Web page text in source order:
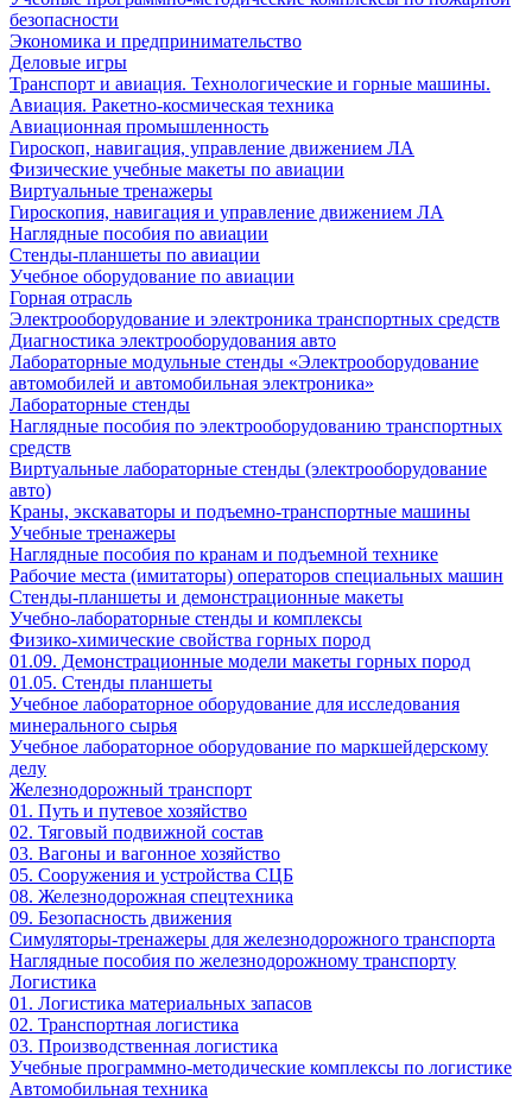
безопасности
Экономика и предпринимательство
Деловые игры
Транспорт и авиация. Технологические и горные машины.
Авиация. Ракетно-космическая техника
Авиационная промышленность
Гироскоп, навигация, управление движением ЛА
Физические учебные макеты по авиации
Виртуальные тренажеры
Гироскопия, навигация и управление движением ЛА
Наглядные пособия по авиации
Стенды-планшеты по авиации
Учебное оборудование по авиации
Горная отрасль
Электрооборудование и электроника транспортных средств
Диагностика электрооборудования авто
Лабораторные модульные стенды «Электрооборудование
автомобилей и автомобильная электроника»
Лабораторные стенды
Наглядные пособия по электрооборудованию транспортных
средств
Виртуальные лабораторные стенды (электрооборудование
авто)
Краны, экскаваторы и подъемно-транспортные машины
Учебные тренажеры
Наглядные пособия по кранам и подъемной технике
Рабочие места (имитаторы) операторов специальных машин
Стенды-планшеты и демонстрационные макеты
Учебно-лабораторные стенды и комплексы
Физико-химические свойства горных пород
01.09. Демонстрационные модели макеты горных пород
01.05. Стенды планшеты
Учебное лабораторное оборудование для исследования
минерального сырья
Учебное лабораторное оборудование по маркшейдерскому
делу
Железнодорожный транспорт
01. Путь и путевое хозяйство
02. Тяговый подвижной состав
03. Вагоны и вагонное хозяйство
05. Сооружения и устройства СЦБ
08. Железнодорожная спецтехника
09. Безопасность движения
Симуляторы-тренажеры для железнодорожного транспорта
Наглядные пособия по железнодорожному транспорту
Логистика
01. Логистика материальных запасов
02. Транспортная логистика
03. Производственная логистика
Учебные программно-методические комплексы по логистике
Автомобильная техника